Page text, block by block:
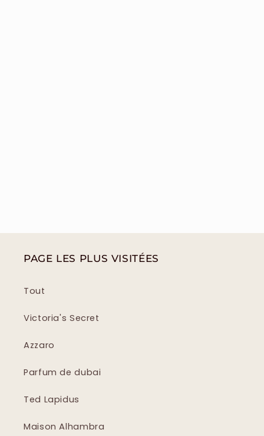
PAGE LES PLUS VISITÉES
Tout
Victoria's Secret
Azzaro
Parfum de dubai
Ted Lapidus
Maison Alhambra